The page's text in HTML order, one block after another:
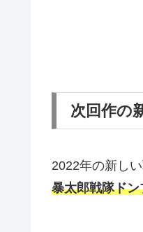
次回作の
2022年の新しい
暴太郎戦隊ド